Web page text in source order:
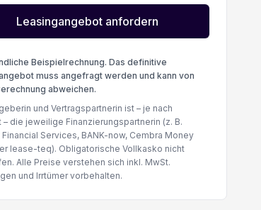
Leasingangebot anfordern
Beispielrechnung. Das definitive
muss angefragt werden und kann von
abweichen.
und Vertragspartnerin ist – je nach
– die jeweilige Finanzierungspartnerin (z. B.
Services, BANK-now, Cembra Money
lease-teq). Obligatorische Vollkasko nicht
Alle Preise verstehen sich inkl. MwSt.
und Irrtümer vorbehalten.